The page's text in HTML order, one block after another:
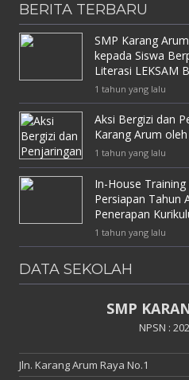
BERITA TERBARU
SMP Karang
kepada Siswa
Literasi LEKSAM
1 tahun yang lalu
Aksi Bergizi dan
Karang Arum
1 tahun yang lalu
In-House
Persiapan Tahun
Penerapan
1 tahun yang lalu
DATA SEKOLAH
SMP
NPSN :
Jln. Karang Arum Raya No.1